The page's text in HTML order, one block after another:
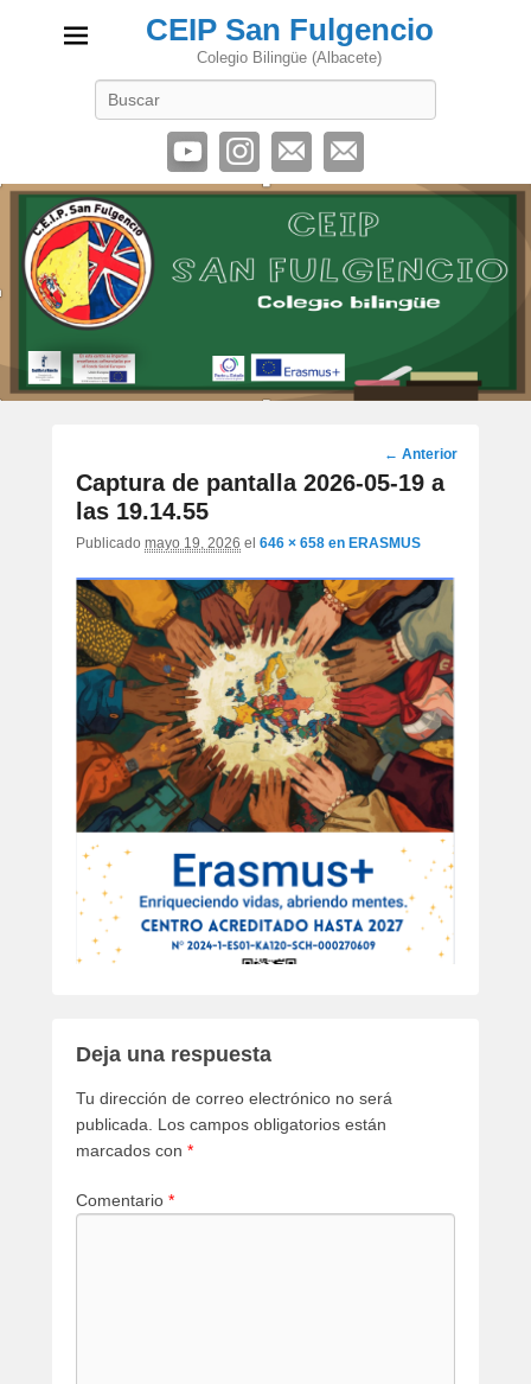
CEIP San Fulgencio
Colegio Bilingüe (Albacete)
Navegación
de
← Anterior
Captura de pantalla 2026-05-19 a
las 19.14.55
Publicado mayo 19, 2026 el 646 × 658 en ERASMUS
Deja una respuesta
Tu dirección de correo electrónico no será
publicada.
Los campos obligatorios están
marcados con *
Comentario *